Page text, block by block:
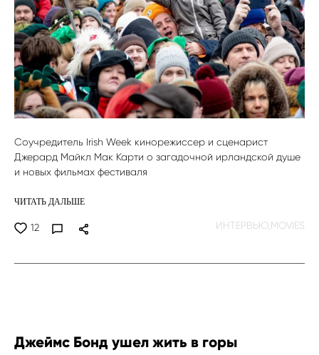
Соучредитель Irish Week кинорежиссер и сценарист
Джерард Майкл Мак Карти о загадочной ирландской душе
и новых фильмах фестиваля
ЧИТАТЬ ДАЛЬШЕ
12 ИНТЕРВЬЮ, MOVIES
Джеймс Бонд ушел жить в горы